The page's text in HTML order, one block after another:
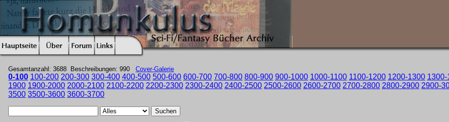
Gesamtanzahl: 3688 Beschreibungen: 990 Cover-Galerie
0-100 100-200 200-300 300-400 400-500 500-600 600-700 700-800 800-900 900-1000 1000-1100 1100-1200 1200-1300 1300-
1900 1900-2000 2000-2100 2100-2200 2200-2300 2300-2400 2400-2500 2500-2600 2600-2700 2700-2800 2800-2900 2900-
3500 3500-3600 3600-3700
Suchen